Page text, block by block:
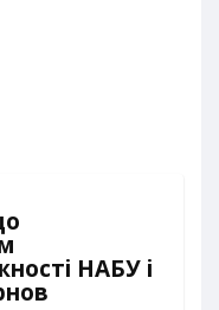
НАБУ і